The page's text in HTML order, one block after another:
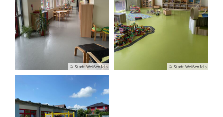
© Stadt Weißenfels © Stadt Weißenfels